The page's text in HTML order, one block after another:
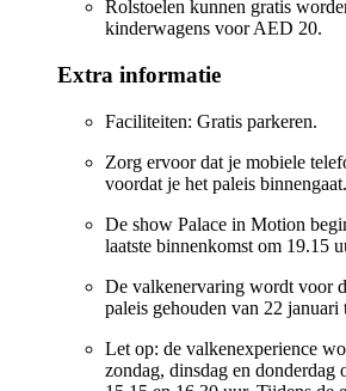
Rolstoelen kunnen gratis
kinderwagens voor AED 20.
Extra informatie
Faciliteiten: Gratis parkeren.
Zorg ervoor dat je mobiele
voordat je het paleis binnengaat.
De show Palace in Motion
laatste binnenkomst om 19.15
De valkenervaring wordt voor
paleis gehouden van 22 januari
Let op: de valkenexperience
zondag, dinsdag en donderdag